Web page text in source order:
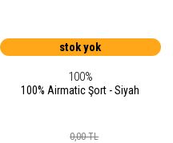
stok yok
100%
100% Airmatic Şort - Siyah
0,00 TL